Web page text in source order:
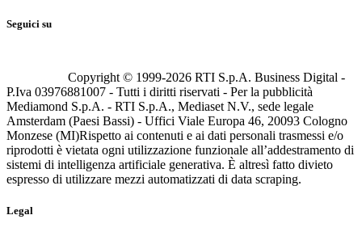
Seguici su
Copyright © 1999-2026 RTI S.p.A. Business Digital -
P.Iva 03976881007 - Tutti i diritti riservati - Per la pubblicità
Mediamond S.p.A. - RTI S.p.A., Mediaset N.V., sede legale
Amsterdam (Paesi Bassi) - Uffici Viale Europa 46, 20093 Cologno
Monzese (MI)Rispetto ai contenuti e ai dati personali trasmessi e/o
riprodotti è vietata ogni utilizzazione funzionale all’addestramento di
sistemi di intelligenza artificiale generativa. È altresì fatto divieto
espresso di utilizzare mezzi automatizzati di data scraping.
Legal